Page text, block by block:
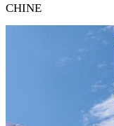
CHINE